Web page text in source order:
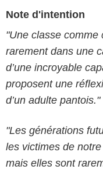
Note d'intention
"Une classe comme
rarement dans une
d’une incroyable
proposent une
d’un adulte pantois."
"Les générations
les victimes de
mais elles sont